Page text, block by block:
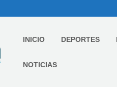
INICIO DEPORTES
NOTICIAS